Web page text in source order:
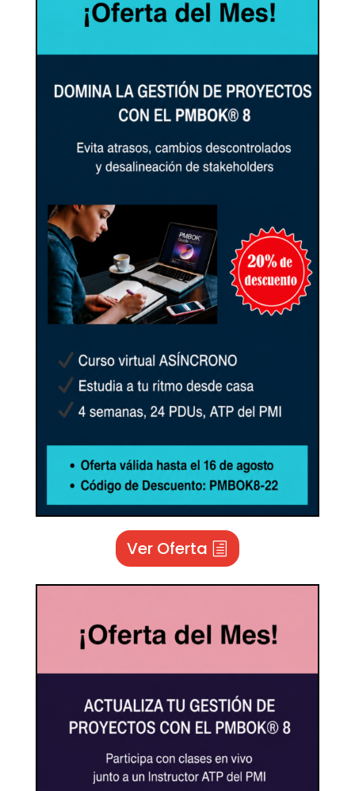
Ver Oferta